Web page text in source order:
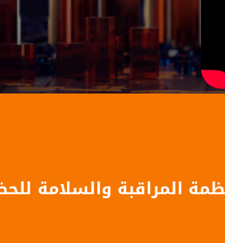
المراقبة والسلامة